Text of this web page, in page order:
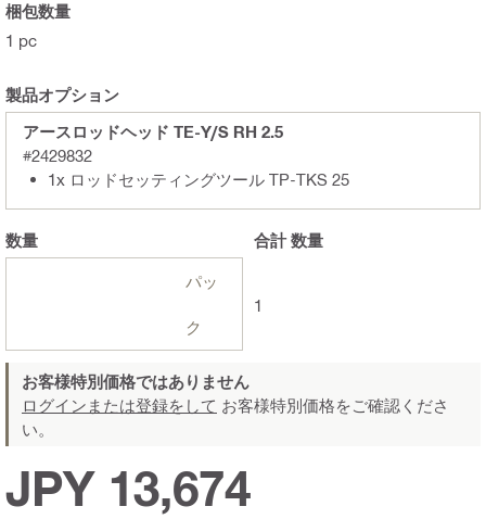
梱包数量
1 pc
製品オプション
アースロッドヘッド TE-Y/S RH 2.5
#2429832
1x ロッドセッティングツール TP-TKS 25
数量
パッ
ク
合計数量
1
お客様特別価格ではありません
ログインまたは登録をして お客様特別価格をご確認くださ
い。
JPY 13,674